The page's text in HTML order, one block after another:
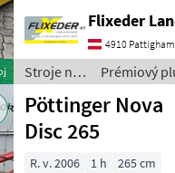
Zusatzschwadscheiben
zum Eingrasen # mit
Gelenkwelle # mit
Federentlastung Frontálna
kosa,
4910 Pattigham
Stroje na
zber
objemových
krmív /
Pöttinger
Prémiový
Pöttinger Nova
Disc 265
R. v. 2006 1 h
265 cm